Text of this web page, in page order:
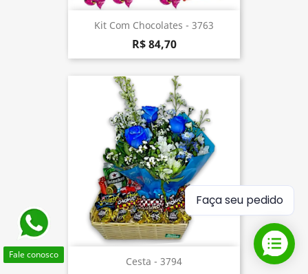
Kit Com Chocolates - 3763
R$ 84,70
Cesta - 3794
Fale conosco
Faça seu pedido